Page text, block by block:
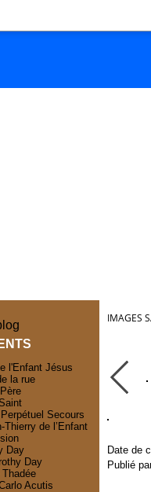
l'Enfant Jésus
la rue
Secours
Thierry de l’Enfant
Day
Day
Acutis
IMAGES
Date de
Publié